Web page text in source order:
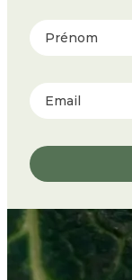
Prénom